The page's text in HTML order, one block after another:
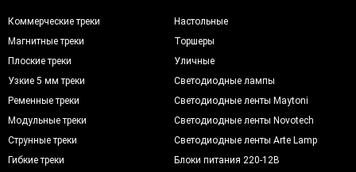
Коммерческие треки
Магнитные треки
Плоские треки
Узкие 5 мм треки
Ременные треки
Модульные треки
Струнные треки
Гибкие треки
Настольные
Торшеры
Уличные
Светодиодные лампы
Светодиодные ленты Maytoni
Светодиодные ленты Novotech
Светодиодные ленты Arte Lamp
Блоки питания 220-12В